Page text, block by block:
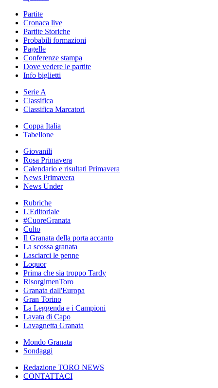
Partite
Cronaca live
Partite Storiche
Probabili formazioni
Pagelle
Conferenze stampa
Dove vedere le partite
Info biglietti
Serie A
Classifica
Classifica Marcatori
Coppa Italia
Tabellone
Giovanili
Rosa Primavera
Calendario e risultati Primavera
News Primavera
News Under
Rubriche
L'Editoriale
#CuoreGranata
Culto
Il Granata della porta accanto
La scossa granata
Lasciarci le penne
Loquor
Prima che sia troppo Tardy
RisorgimenToro
Granata dall'Europa
Gran Torino
La Leggenda e i Campioni
Lavata di Capo
Lavagnetta Granata
Mondo Granata
Sondaggi
Redazione TORO NEWS
CONTATTACI